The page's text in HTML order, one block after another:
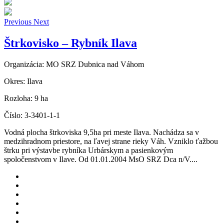
Previous Next
Štrkovisko – Rybník Ilava
Organizácia: MO SRZ Dubnica nad Váhom
Okres: Ilava
Rozloha: 9 ha
Číslo: 3-3401-1-1
Vodná plocha štrkoviska 9,5ha pri meste Ilava. Nachádza sa v
medzihradnom priestore, na ľavej strane rieky Váh. Vzniklo ťažbou
štrku pri výstavbe rybníka Urbárskym a pasienkovým
spoločenstvom v Ilave. Od 01.01.2004 MsO SRZ Dca n/V....